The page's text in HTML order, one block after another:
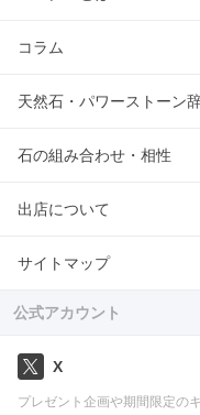
コラム
天然石・パワーストーン
石の組み合わせ・相性
出店について
サイトマップ
公式アカウント
X
プレゼント企画や期間限定の